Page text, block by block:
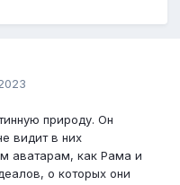
природу. Он
видит в них
аватарам, как Рама и
о которых они